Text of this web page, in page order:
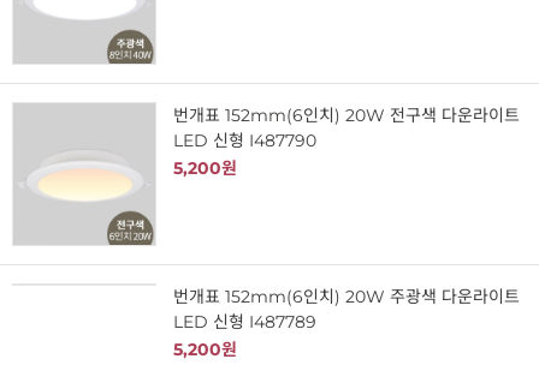
번개표 152mm(6인치) 20W 전구색 다운라이트
LED 신형 I487790
5,200원
번개표 152mm(6인치) 20W 주광색 다운라이트
LED 신형 I487789
5,200원